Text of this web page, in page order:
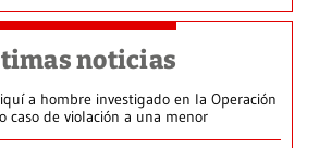
noticias
a hombre investigado en la Operación
caso de violación a una menor